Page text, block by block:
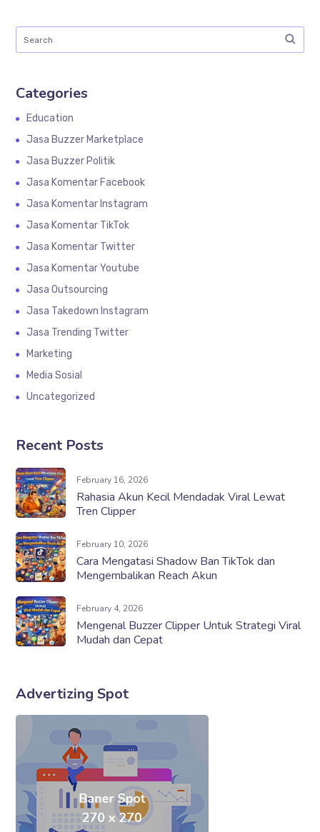
Categories
Education
Jasa Buzzer Marketplace
Jasa Buzzer Politik
Jasa Komentar Facebook
Jasa Komentar Instagram
Jasa Komentar TikTok
Jasa Komentar Twitter
Jasa Komentar Youtube
Jasa Outsourcing
Jasa Takedown Instagram
Jasa Trending Twitter
Marketing
Media Sosial
Uncategorized
Recent Posts
February 16, 2026
Rahasia Akun Kecil Mendadak Viral Lewat
Tren Clipper
February 10, 2026
Cara Mengatasi Shadow Ban TikTok dan
Mengembalikan Reach Akun
February 4, 2026
Mengenal Buzzer Clipper Untuk Strategi Viral
Mudah dan Cepat
Advertizing Spot